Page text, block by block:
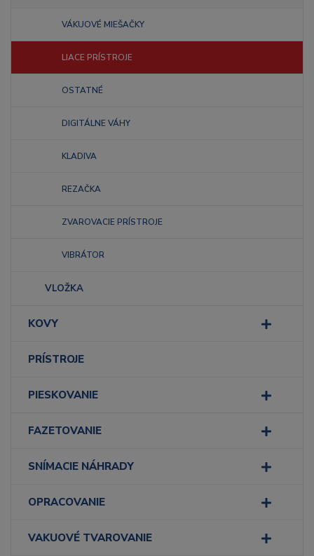
VÁKUOVÉ MIEŠAČKY
LIACE PRÍSTROJE
OSTATNÉ
DIGITÁLNE VÁHY
KLADIVA
REZAČKA
ZVAROVACIE PRÍSTROJE
VIBRÁTOR
VLOŽKA
KOVY
PRÍSTROJE
PIESKOVANIE
FAZETOVANIE
SNÍMACIE NÁHRADY
OPRACOVANIE
VAKUOVÉ TVAROVANIE